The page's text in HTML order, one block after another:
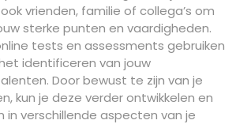
vrienden, familie of collega’s om
sterke punten en vaardigheden.
tests en assessments gebruiken
identificeren van jouw
Door bewust te zijn van je
kun je deze verder ontwikkelen en
verschillende aspecten van je